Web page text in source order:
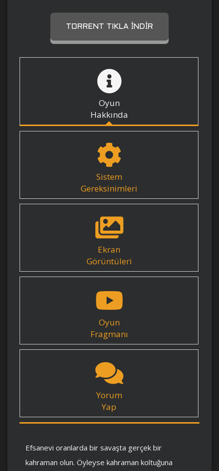
TORRENT TIKLA İNDIR
Oyun
Hakkında
Sistem
Gereksinimleri
Ekran
Görüntüleri
Oyun
Fragmanı
Yorum
Yap
Efsanevi oranlarda bir savaşta gerçek bir
kahraman olun. Öyleyse kahraman koltuğuna